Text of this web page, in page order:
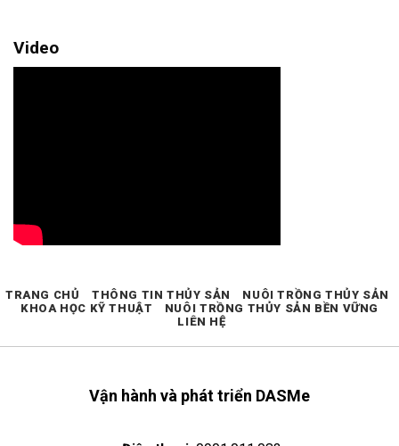
Video
Vận hành và phát triển DASMe
TRANG CHỦ THÔNG TIN THỦY SẢN
NUÔI TRỒNG THỦY SẢN
KHOA HỌC KỸ THUẬT
NUÔI TRỒNG THỦY SẢN BỀN VỮNG
LIÊN HỆ